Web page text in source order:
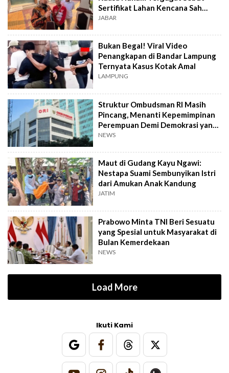
Sertifikat Lahan Kencana Sah
Lewat PTSL
JABAR
Bukan Begal! Viral Video
Penangkapan di Bandar Lampung
Ternyata Kasus Kotak Amal
LAMPUNG
Struktur Ombudsman RI Masih
Pincang, Menanti Kepemimpinan
Perempuan Demi Demokrasi yang
Inklusif
NEWS
Maut di Gudang Kayu Ngawi:
Nestapa Suami Sembunyikan Istri
dari Amukan Anak Kandung
JATIM
Prabowo Minta TNI Beri Sesuatu
yang Spesial untuk Masyarakat di
Bulan Kemerdekaan
NEWS
Load More
Ikuti Kami